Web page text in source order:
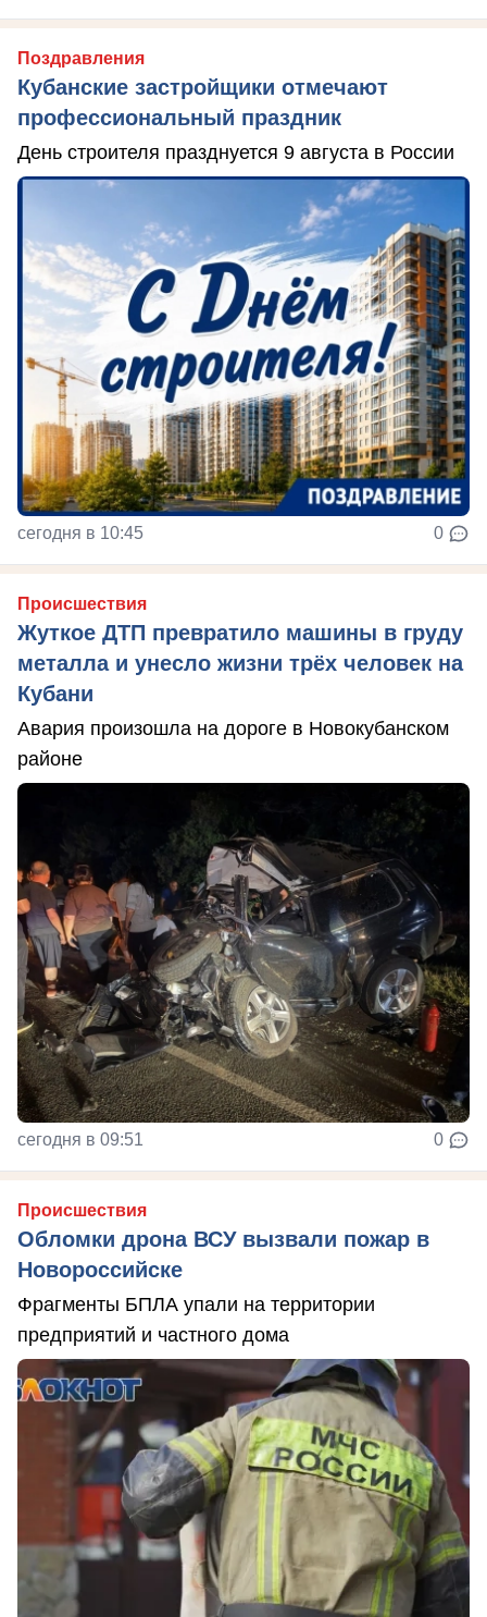
Поздравления
Кубанские застройщики отмечают
профессиональный праздник
День строителя празднуется 9 августа в России
сегодня в 10:45 0
Происшествия
Жуткое ДТП превратило машины в груду
металла и унесло жизни трёх человек на
Кубани
Авария произошла на дороге в Новокубанском
районе
сегодня в 09:51 0
Происшествия
Обломки дрона ВСУ вызвали пожар в
Новороссийске
Фрагменты БПЛА упали на территории
предприятий и частного дома